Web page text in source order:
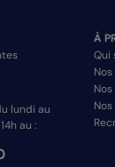
lundi au
au :
À
Qui